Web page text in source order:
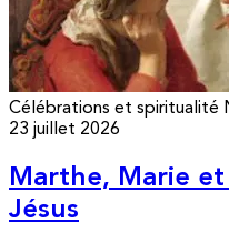
Célébrations et spiritualité
23 juillet 2026
Marthe, Marie et
Jésus